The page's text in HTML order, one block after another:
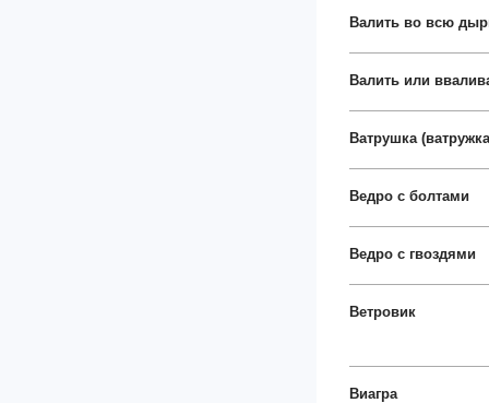
Валить во всю
Валить или
Ватрушка
Ведро с болтами
Ведро с гвоздями
Ветровик
Виагра